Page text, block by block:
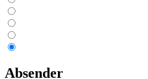
Absender